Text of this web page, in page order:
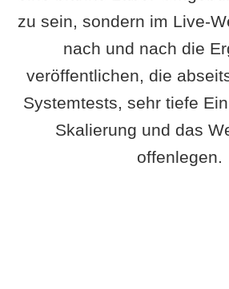
zu sein, sondern im Live-
nach und nach die
veröffentlichen, die
Systemtests, sehr tiefe
Skalierung und das
offenlegen.